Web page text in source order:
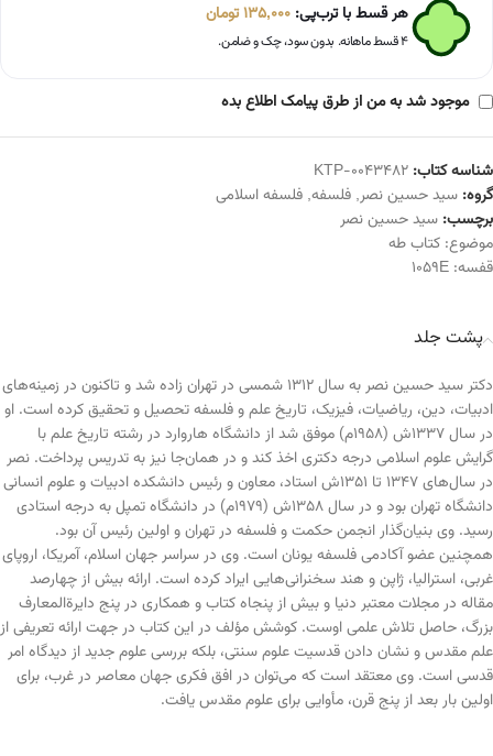
هر قسط با ترب‌پی: 135,000تومان
۴ قسط ماهانه. بدون سود، چک و ضامن.
موجود شد به من از طرق پیامک اطلاع بده
شناسه کتاب: KTP-0043482
گروه: سید حسین نصر, فلسفه, فلسفه اسلامی
برچسب: سید حسین نصر
موضوع: کتاب طه
قفسه: 1059E
پشت جلد
دکتر سید حسین نصر به سال ۱۳۱۲ شمسی در تهران زاده شد و تاکنون در زمینه‌های
ادبیات، دین، ریاضیات، فیزیک، تاریخ علم و فلسفه تحصیل و تحقیق کرده است. او
در سال ۱۳۳۷ش (۱۹۵۸م) موفق شد از دانشگاه هاروارد در رشته تاریخ علم با
گرایش علوم اسلامی درجه دکتری اخذ کند و در همان‌جا نیز به تدریس پرداخت. نصر
در سال‌های ۱۳۴۷ تا ۱۳۵۱ش استاد، معاون و رئیس دانشکده ادبیات و علوم انسانی
دانشگاه تهران بود و در سال ۱۳۵۸ش (۱۹۷۹م) در دانشگاه تمپل به درجه استادی
رسید. وی بنیان‌گذار انجمن حکمت و فلسفه در تهران و اولین رئیس آن بود.
همچنین عضو آکادمی فلسفه یونان است. وی در سراسر جهان اسلام، آمریکا، اروپای
غربی، استرالیا، ژاپن و هند سخنرانی‌هایی ایراد کرده است. ارائه بیش از چهارصد
مقاله در مجلات معتبر دنیا و بیش از پنجاه کتاب و همکاری در پنج دایرةالمعارف
بزرگ، حاصل تلاش علمی اوست. کوشش مؤلف در این کتاب در جهت ارائه تعریفی از
علم مقدس و نشان دادن قدسیت علوم سنتی، بلکه بررسی علوم جدید از دیدگاه امر
قدسی است. وی معتقد است که می‌توان در افق فکری جهان معاصر در غرب، برای
اولین بار بعد از پنج قرن، مأوایی برای علوم مقدس یافت.